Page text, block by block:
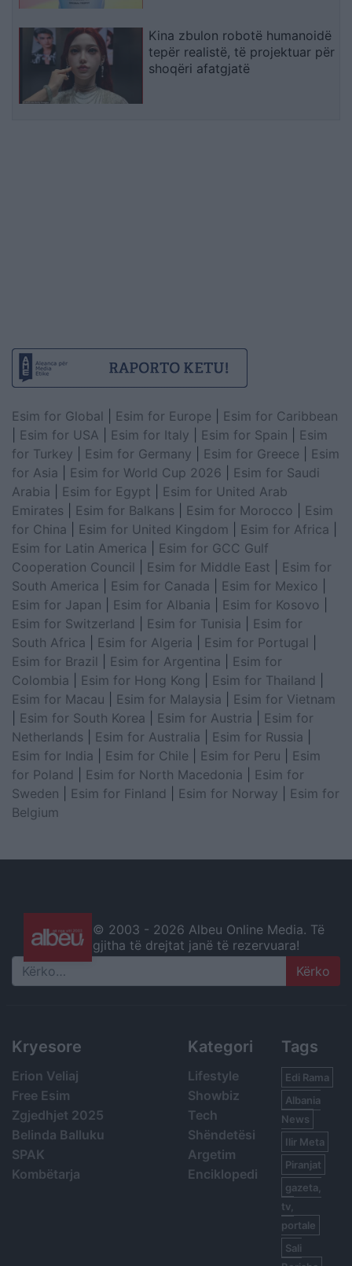
Kina zbulon robotë humanoidë
tepër realistë, të projektuar për
shoqëri afatgjatë
Esim for Global Esim for Europe
Esim for Caribbean
Esim for USA Esim for Italy Esim for Spain
Esim
for Turkey
Esim for Germany Esim for Greece
Esim
for Asia
Esim for World Cup 2026
Esim for Saudi
Arabia
Esim for Egypt
Esim for United Arab
Emirates
Esim for Balkans Esim for Morocco
Esim
for China
Esim for United Kingdom Esim for Africa
Esim for Latin America
Esim for GCC Gulf
Cooperation Council
Esim for Middle East
Esim for
South America
Esim for Canada Esim for Mexico
Esim for Japan
Esim for Albania Esim for Kosovo
Esim for Switzerland
Esim for Tunisia
Esim for
South Africa
Esim for Algeria Esim for Portugal
Esim for Brazil
Esim for Argentina
Esim for
Colombia
Esim for Hong Kong Esim for Thailand
Esim for Macau
Esim for Malaysia
Esim for Vietnam
Esim for South Korea Esim for Austria
Esim for
Netherlands
Esim for Australia Esim for Russia
Esim for India
Esim for Chile Esim for Peru
Esim
for Poland
Esim for North Macedonia
Esim for
Sweden
Esim for Finland Esim for Norway
Esim for
Belgium
© 2003 - 2026 Albeu Online Media. Të
gjitha të drejtat janë të rezervuara!
Search
Kryesore
Erion Veliaj
Free Esim
Zgjedhjet 2025
Belinda Balluku
SPAK
Kombëtarja
Kategori
Lifestyle
Showbiz
Tech
Shëndetësi
Argetim
Enciklopedi
Tags
Edi Rama
Albania
News
Ilir Meta
Piranjat
gazeta,
tv,
portale
Sali